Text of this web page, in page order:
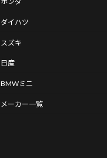
ダイハツ
スズキ
日産
BMWミニ
メーカー一覧